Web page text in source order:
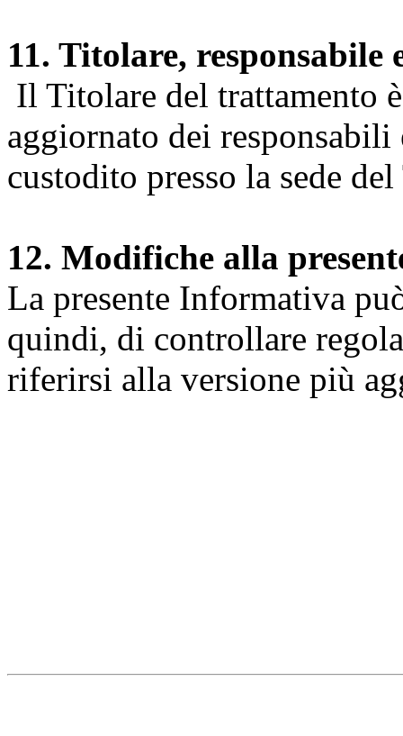
11. Titolare, responsabile
Il Titolare del trattamento
aggiornato dei
custodito presso la sede
12. Modifiche alla
La presente Informativa
quindi, di controllare
riferirsi alla versione più